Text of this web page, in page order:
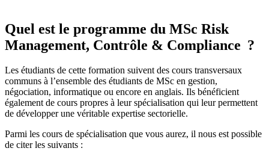
Quel est le programme du MSc Risk
Management, Contrôle & Compliance ?
Les étudiants de cette formation suivent des cours transversaux
communs à l’ensemble des étudiants de MSc en gestion,
négociation, informatique ou encore en anglais. Ils bénéficient
également de cours propres à leur spécialisation qui leur permettent
de développer une véritable expertise sectorielle.
Parmi les cours de spécialisation que vous aurez, il nous est possible
de citer les suivants :